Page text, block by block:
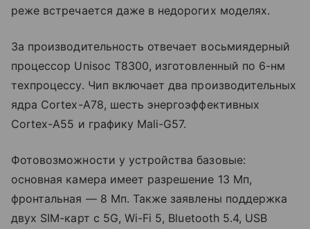
реже встречается даже в недорогих моделях.
За производительность отвечает восьмиядерный
процессор Unisoc T8300, изготовленный по 6-нм
техпроцессу. Чип включает два производительных
ядра Cortex-A78, шесть энергоэффективных
Cortex-A55 и графику Mali-G57.
Фотовозможности у устройства базовые:
основная камера имеет разрешение 13 Мп,
фронтальная — 8 Мп. Также заявлены поддержка
двух SIM-карт с 5G, Wi-Fi 5, Bluetooth 5.4, USB